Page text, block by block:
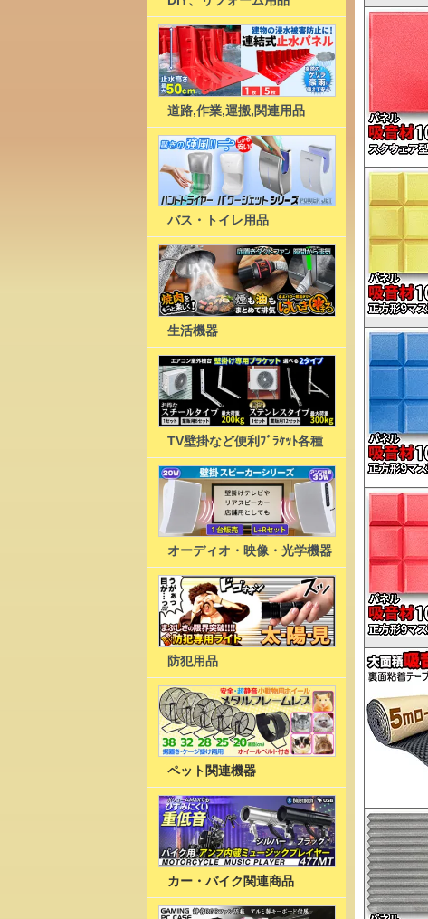
道路,作業,運搬,関連用品
バス・トイレ用品
生活機器
TV壁掛など便利ﾌﾞﾗｹｯﾄ各種
オーディオ・映像・光学機器
防犯用品
ペット関連機器
カー・バイク関連商品